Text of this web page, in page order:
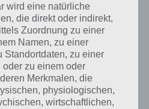
auch wenn nur die Button-
Die Neigung war dann etwas
Fahrweise ankommt. Tail Drift
Dazu hier die Links zum Download.
Google Play Store
wird eine natürliche
die direkt oder indirekt,
Zuordnung zu einer
Namen, zu einer
Standortdaten, zu einer
zu einem oder
Merkmalen, die
physiologischen,
wirtschaftlichen,